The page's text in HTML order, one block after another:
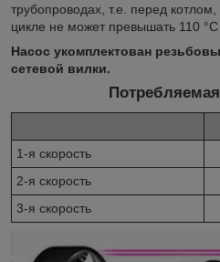
трубопроводах, т.е. перед
цикле не может превышать 110
Насос укомплектован
сетевой вилки.
1-я скорость
2-я скорость
3-я скорость